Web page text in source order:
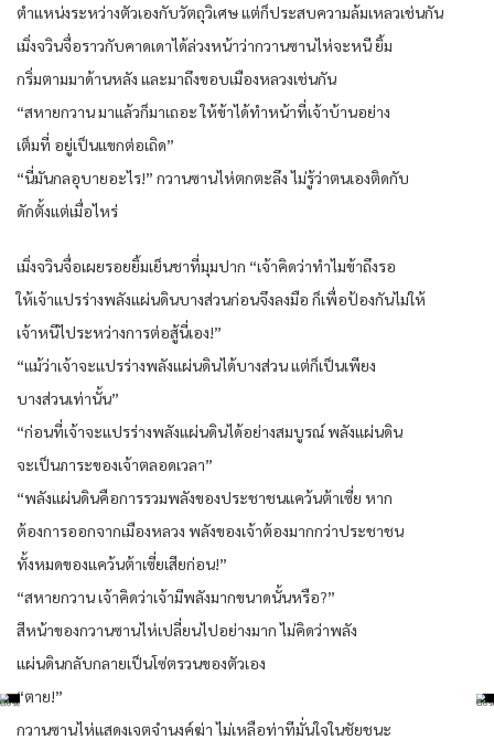
ตำแหน่งระหว่างตัวเองกับวัตถุวิเศษ แต่ก็ประสบความล้มเหลวเช่นกัน
เมิ่งจวินจื่อราวกับคาดเดาได้ล่วงหน้าว่ากวานซานไห่จะหนี ยิ้ม
กริ่มตามมาด้านหลัง และมาถึงขอบเมืองหลวงเช่นกัน
“สหายกวาน มาแล้วก็มาเถอะ ให้ข้าได้ทำหน้าที่เจ้าบ้านอย่าง
เต็มที่ อยู่เป็นแขกต่อเถิด”
“นี่มันกลอุบายอะไร!” กวานซานไห่ตกตะลึง ไม่รู้ว่าตนเองติดกับ
ดักตั้งแต่เมื่อไหร่
เมิ่งจวินจื่อเผยรอยยิ้มเย็นชาที่มุมปาก “เจ้าคิดว่าทำไมข้าถึงรอ
ให้เจ้าแปรร่างพลังแผ่นดินบางส่วนก่อนจึงลงมือ ก็เพื่อป้องกันไม่ให้
เจ้าหนีไประหว่างการต่อสู้นี่เอง!”
“แม้ว่าเจ้าจะแปรร่างพลังแผ่นดินได้บางส่วน แต่ก็เป็นเพียง
บางส่วนเท่านั้น”
“ก่อนที่เจ้าจะแปรร่างพลังแผ่นดินได้อย่างสมบูรณ์ พลังแผ่นดิน
จะเป็นภาระของเจ้าตลอดเวลา”
“พลังแผ่นดินคือการรวมพลังของประชาชนแคว้นต้าเซี่ย หาก
ต้องการออกจากเมืองหลวง พลังของเจ้าต้องมากกว่าประชาชน
ทั้งหมดของแคว้นต้าเซี่ยเสียก่อน!”
“สหายกวาน เจ้าคิดว่าเจ้ามีพลังมากขนาดนั้นหรือ?”
สีหน้าของกวานซานไห่เปลี่ยนไปอย่างมาก ไม่คิดว่าพลัง
แผ่นดินกลับกลายเป็นโซ่ตรวนของตัวเอง
“ตาย!”
กวานซานไห่แสดงเจตจำนงค์ฆ่า ไม่เหลือท่าทีมั่นใจในชัยชนะ